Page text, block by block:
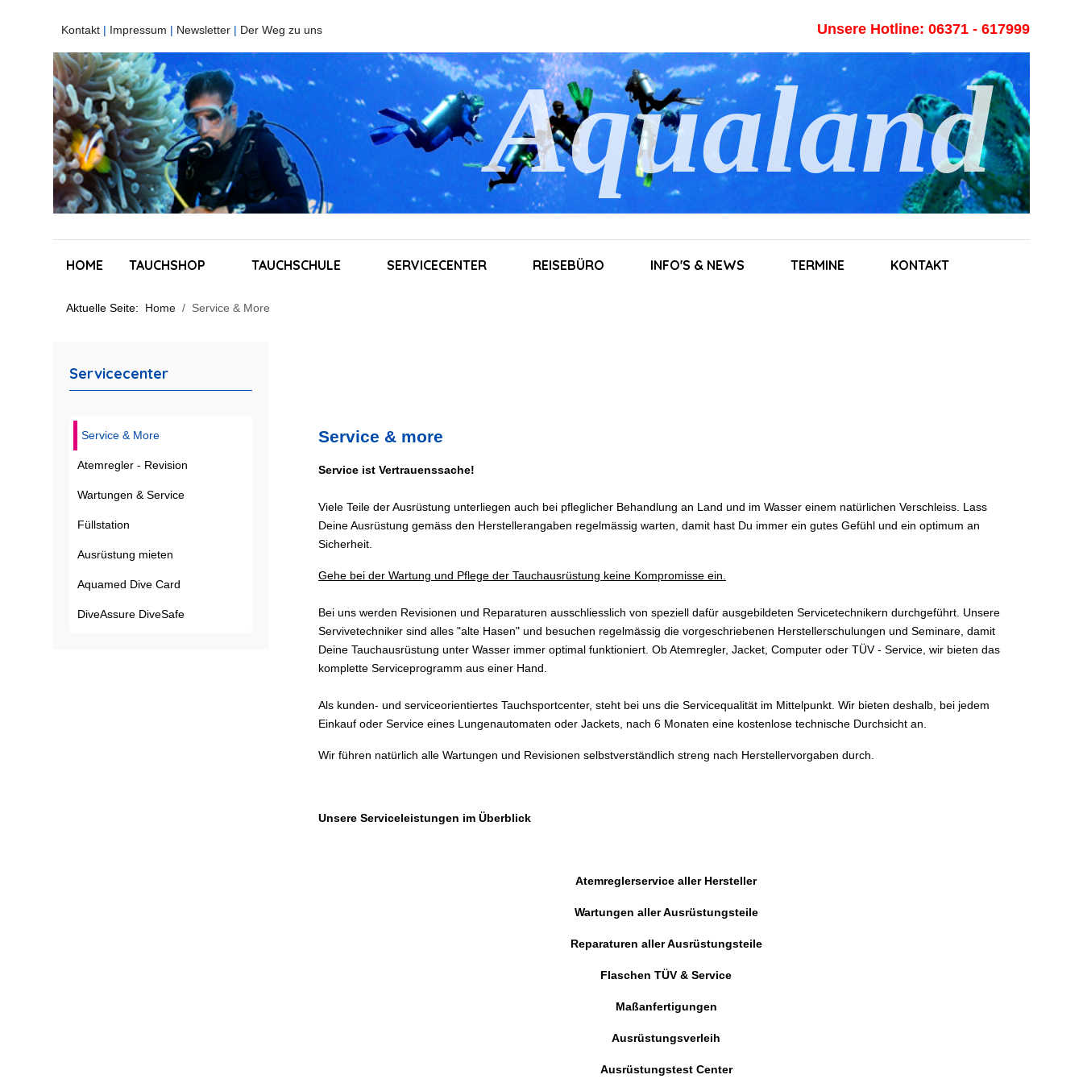
Kontakt | Impressum | Newsletter | Der Weg zu uns Unsere Hotline: 06371 - 617999
Aqualand
HOME TAUCHSHOP TAUCHSCHULE SERVICECENTER REISEBÜRO INFO'S & NEWS TERMINE KONTAKT
Aktuelle Seite: Home Service & More
Servicecenter
Service & More
Atemregler - Revision
Wartungen & Service
Füllstation
Ausrüstung mieten
Aquamed Dive Card
DiveAssure DiveSafe
Service & more
Service ist Vertrauenssache!
Viele Teile der Ausrüstung unterliegen auch bei pfleglicher Behandlung an Land und im Wasser einem natürlichen Verschleiss. Lass
Deine Ausrüstung gemäss den Herstellerangaben regelmässig warten, damit hast Du immer ein gutes Gefühl und ein optimum an
Sicherheit.
Gehe bei der Wartung und Pflege der Tauchausrüstung keine Kompromisse ein.
Bei uns werden Revisionen und Reparaturen ausschliesslich von speziell dafür ausgebildeten Servicetechnikern durchgeführt. Unsere
Servivetechniker sind alles "alte Hasen" und besuchen regelmässig die vorgeschriebenen Herstellerschulungen und Seminare, damit
Deine Tauchausrüstung unter Wasser immer optimal funktioniert. Ob Atemregler, Jacket, Computer oder TÜV - Service, wir bieten das
komplette Serviceprogramm aus einer Hand.
Als kunden- und serviceorientiertes Tauchsportcenter, steht bei uns die Servicequalität im Mittelpunkt. Wir bieten deshalb, bei jedem
Einkauf oder Service eines Lungenautomaten oder Jackets, nach 6 Monaten eine kostenlose technische Durchsicht an.
Wir führen natürlich alle Wartungen und Revisionen selbstverständlich streng nach Herstellervorgaben durch.
Unsere Serviceleistungen im Überblick
Atemreglerservice aller Hersteller
Wartungen aller Ausrüstungsteile
Reparaturen aller Ausrüstungsteile
Flaschen TÜV & Service
Maßanfertigungen
Ausrüstungsverleih
Ausrüstungstest Center